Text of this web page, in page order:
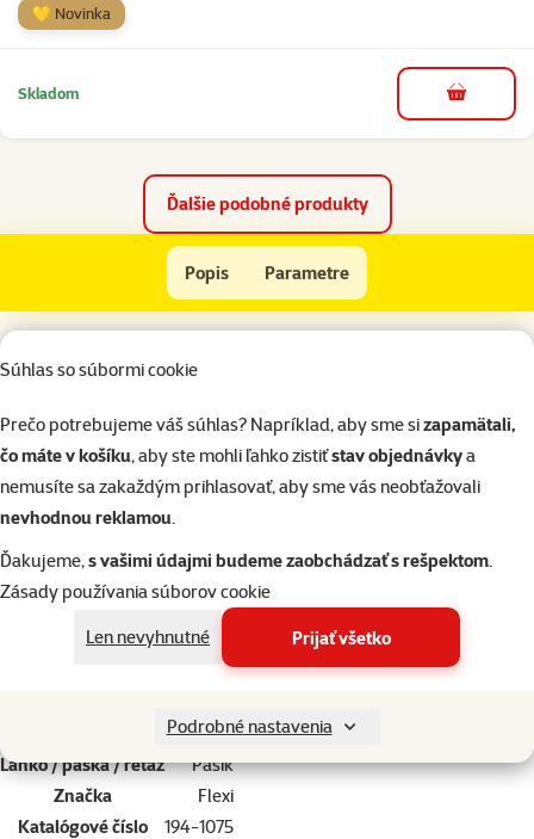
Súhlas so súbormi cookie
Prečo potrebujeme váš súhlas? Napríklad, aby sme sizapamätali,
čo máte v košíku, aby ste mohli ľahko zistiťstav objednávkya
nemusíte sa zakaždým prihlasovať, aby sme vás neobťažovali
nevhodnou reklamou.
Ďakujeme,s vašimi údajmi budeme zaobchádzať s rešpektom.
Zásady používania súborov cookie
Len nevyhnutné
Prijať všetko
Podrobné nastavenia
💛 Novinka
Skladom do košíka
Ďalšie podobné produkty
Vodidlo FLEXI Glam krídla ónyxovo čierne M
Popis Parametre
Na začiatok stránky
Navíjacie vodidlá flexi poskytují Vášmu psovi potrebnú voľnosť
výbehu. Vďaka brzdiacemu systému, ktorý je možné ovládať jednou
rukou, máte svojho psa vždy pod kontrolou. Majú tiež krátke
blokovanie, ako dlho budete držať stopku vodidla, tak dlho bude
Dĺžka: 5 m.
Parametre
Stredný
Čierna
Lanko / páska / reťaz
Pásik
Značka
Flexi
Katalógové číslo
194-1075